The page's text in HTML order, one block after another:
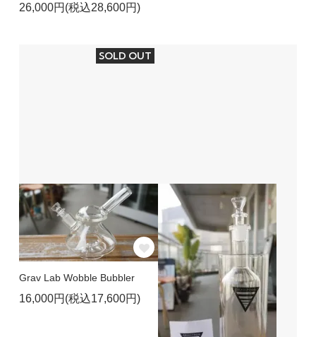
26,000円(税込28,600円)
SOLD OUT
Grav Lab Wobble Bubbler
16,000円(税込17,600円)